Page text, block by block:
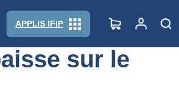
APPLIS IFIP
sur le